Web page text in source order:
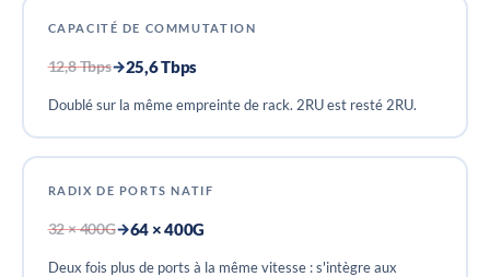
CAPACITÉ DE COMMUTATION
12,8 Tbps→25,6 Tbps
Doublé sur la même empreinte de rack. 2RU est resté 2RU.
RADIX DE PORTS NATIF
32 × 400G→64 × 400G
Deux fois plus de ports à la même vitesse : s'intègre aux